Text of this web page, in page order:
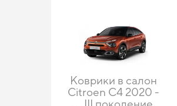
Коврики в салон
Citroen C4 2020 -